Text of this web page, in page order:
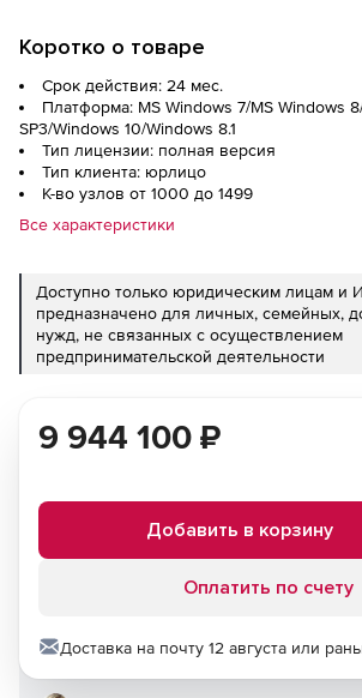
Коротко о товаре
Срок действия: 24 мес.
Платформа: MS Windows 7/MS Windows
SP3/Windows 10/Windows 8.1
Тип лицензии: полная версия
Тип клиента: юрлицо
К-во узлов от 1000 до 1499
Все характеристики
Доступно только юридическим лицам и
предназначено для личных, семейных,
нужд, не связанных с осуществлением
предпринимательской деятельности
9 944 100 ₽
Добавить в корзину
Оплатить по счету
Доставка на почту 12 августа или